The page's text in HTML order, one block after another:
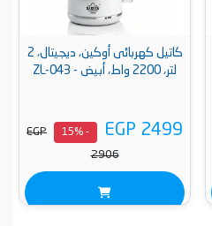
كاتيل كهربائى أوكين، ديجيتال، 2
لتر، 2200 واط، أبيض - ZL-043
EGP 2499
- 15%
EGP
2906